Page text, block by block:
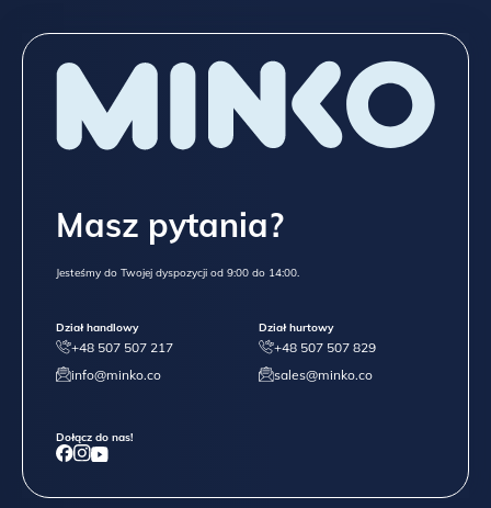
Masz pytania?
Jesteśmy do Twojej dyspozycji od 9:00 do 14:00.
Dział handlowy
+48 507 507 217
info@minko.co
Dział hurtowy
+48 507 507 829
sales@minko.co
Dołącz do nas!